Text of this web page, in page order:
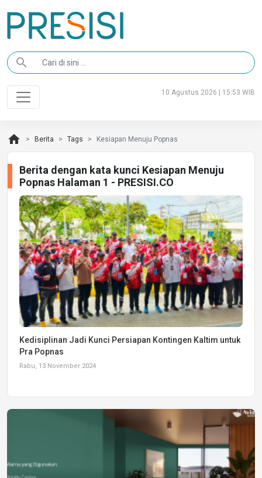
search
10 Agustus 2026 | 15:53 WIB
home Berita Tags Kesiapan Menuju Popnas
Berita dengan kata kunci Kesiapan Menuju
Popnas Halaman 1 - PRESISI.CO
Kedisiplinan Jadi Kunci Persiapan Kontingen Kaltim untuk
Pra Popnas
Rabu, 13 November 2024